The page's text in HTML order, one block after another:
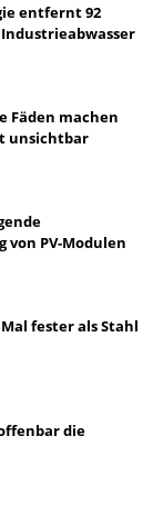
entfernt 92
Fäden machen
unsichtbar
von PV-Modulen
fester als Stahl
die